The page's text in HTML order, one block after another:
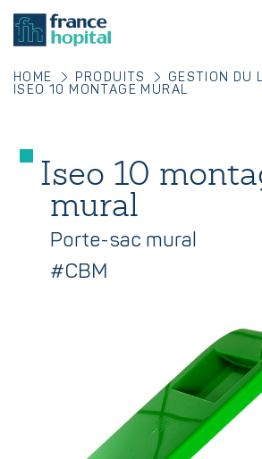
HOME PRODUITS GESTION DU
ISEO 10 MONTAGE MURAL
Iseo 10
mural
Porte-sac mural
#CBM